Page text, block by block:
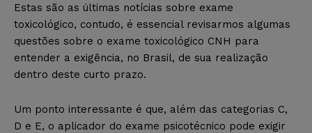
Estas são as últimas notícias sobre exame
toxicológico, contudo, é essencial revisarmos algumas
questões sobre o exame toxicológico CNH para
entender a exigência, no Brasil, de sua realização
dentro deste curto prazo.
Um ponto interessante é que, além das categorias C,
D e E, o aplicador do exame psicotécnico pode exigir